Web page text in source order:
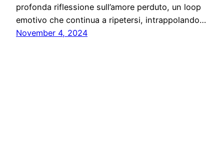
profonda riflessione sull’amore perduto, un loop
emotivo che continua a ripetersi, intrappolando…
November 4, 2024